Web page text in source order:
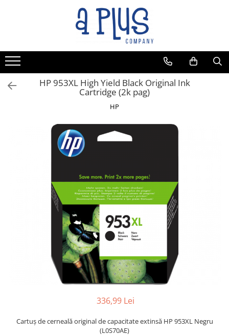
Benzi pentru etichete
Cartuse de cerneala
Cartuse toner
Colectoare toner rezidual
Unitate cilindru (Drum unit)
HP 953XL High Yield Black Original Ink
Cartridge (2k pag)
HP
336,99 Lei
Cartuş de cerneală original de capacitate extinsă HP 953XL Negru
(L0S70AE)